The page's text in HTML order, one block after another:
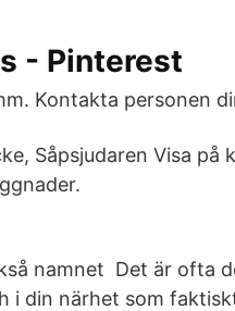
- Pinterest
Kontakta personen
Såpsjudaren Visa på
namnet Det är ofta
i din närhet som